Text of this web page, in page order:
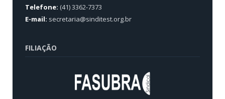
Telefone: (41) 3362-7373
E-mail: secretaria@sinditest.org.br
FILIAÇÃO